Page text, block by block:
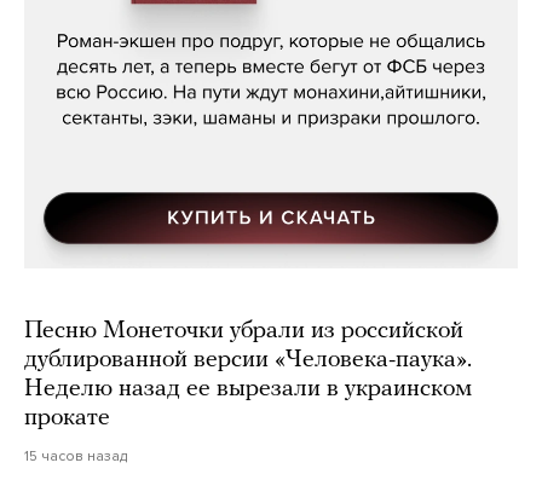
Кира Ярмыш, «Тут недалеко»
Песню Монеточки убрали из российской
дублированной версии «Человека-паука».
Неделю назад ее вырезали в украинском
прокате
15 часов назад